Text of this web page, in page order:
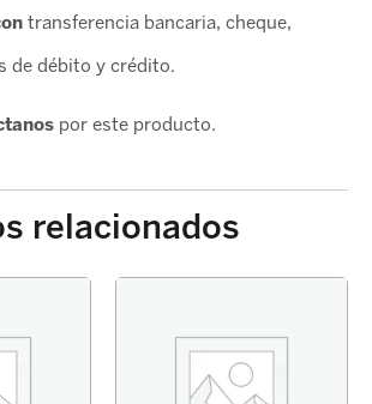
transferencia bancaria, cheque,
de débito y crédito.
por este producto.
relacionados